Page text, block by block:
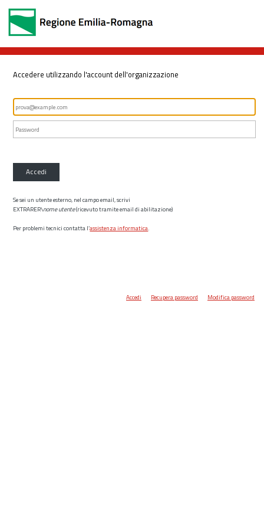
Accedere utilizzando l'account dell'organizzazione
Accedi
Se sei un utente esterno, nel campo email, scrivi
EXTRARER\nome utente(ricevuto tramite email di abilitazione)
Per problemi tecnici contatta l’assistenza informatica.
Accedi Recupera password Modifica password